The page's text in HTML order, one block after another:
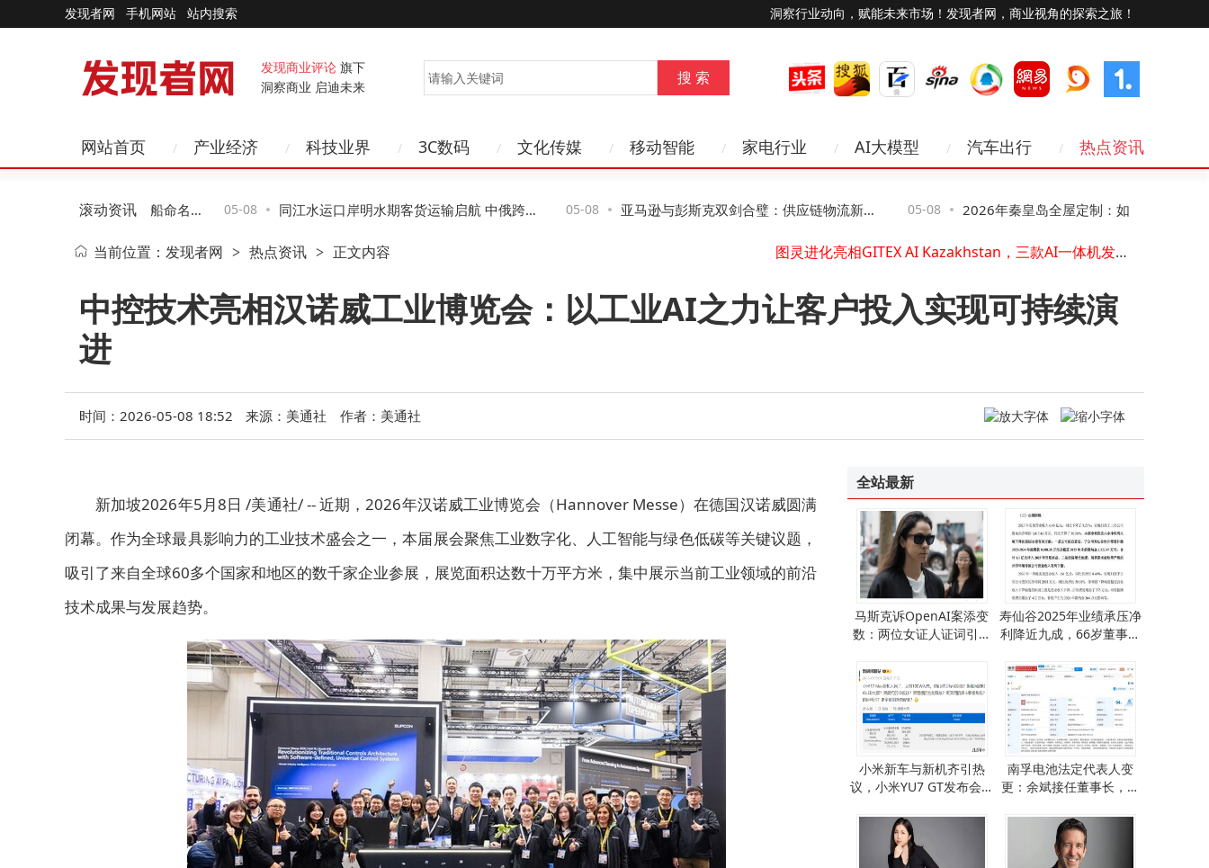
发现者网 手机网站 站内搜索 洞察行业动向，赋能未来市场！发现者网，商业视角的探索之旅！
发现商业评论旗下
洞察商业 启迪未来
网站首页 产业经济 科技业界 3C数码 文化传媒 移动智能 家电行业 AI大模型 汽车出行 热点资讯
滚动资讯
甲醇动力集装箱船命名 6 05-08 同江水运口岸明水期客货运输启航 中俄跨境
交流再添新通道
05-08 亚马逊与彭斯克双剑合璧：供应链物流新方 05-08 2026年秦皇岛全屋定制：如何选对源头厂
家，解锁长期价值增长密码
打破医疗AI开发边界："全球医学影像大模型第一股"德适2025年营收激增133.7%
格力电器2026一季报：主业稳固+B端爆发，多元布局见效
DHL快递推出AI物品识别功能，系国际快递行业首创
图灵进化亮相GITEX AI Kazakhstan，三款AI一体机发布，总统亲临关注
当前位置： 发现者网 > 热点资讯 > 正文内容
中控技术亮相汉诺威工业博览会：以工业AI之力让客户投入实现可持续演
进
时间：2026-05-08 18:52 来源：美通社 作者：美通社
新加坡2026年5月8日 /美通社/ -- 近期，2026年汉诺威工业博览会（Hannover Messe）在德国汉诺威圆满
闭幕。作为全球最具影响力的工业技术盛会之一，本届展会聚焦工业数字化、人工智能与绿色低碳等关键议题，
吸引了来自全球60多个国家和地区的数千家企业参展，展览面积达数十万平方米，集中展示当前工业领域的前沿
技术成果与发展趋势。
全站最新
马斯克诉OpenAI案添变
数：两位女证人证词引爆
寿仙谷2025年业绩承压净
利降近九成，66岁董事长
小米新车与新机齐引热
议，小米YU7 GT发布会上
南孚电池法定代表人变
更：余斌接任董事长，未